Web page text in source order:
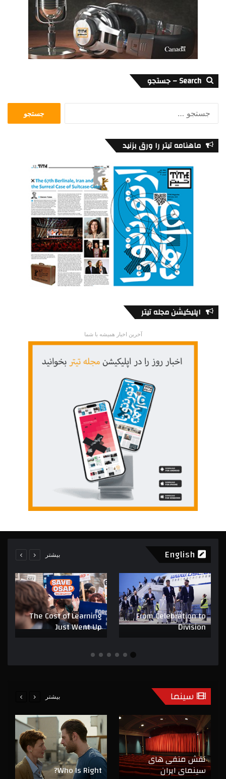
Search – جستجو
ماهنامه تیتر را ورق بزنید
اپلیکیشن مجله تیتر
آخرین اخبار همیشه با شما
بیشتر
From Celebration to
Division
The Cost of Learning
Just Went Up
سینما بیشتر
نقش منفی های
سینمای ایران Who Is Right?